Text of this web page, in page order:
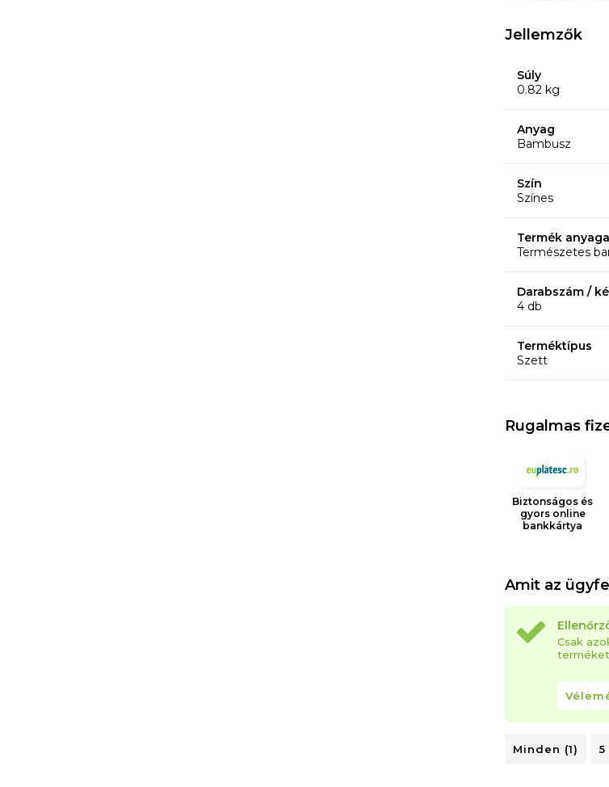
Jellemzők
Súly
0.82 kg
Anyag
Bambusz
Szín
Színes
Termék anyaga
Természetes
Darabszám /
4 db
Terméktípus
Szett
Rugalmas
Biztonságos és
gyors online
bankkártya
Amit az
Csak
Minden (1)